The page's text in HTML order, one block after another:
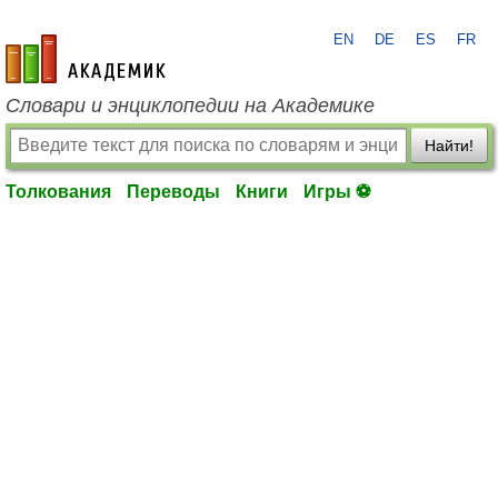
academic.ru
EN DE ES FR
Словари и энциклопедии на Академике
Найти!
Толкования Переводы Книги Игры ⚽